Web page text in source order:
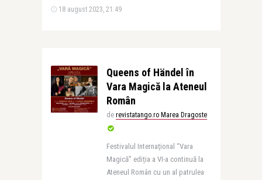
18 august 2023, 21:49
Queens of Händel în
Vara Magică la Ateneul
Român
de revistatango.ro Marea Dragoste
Festivalul Internaţional “Vara
Magică” ediția a VI-a continuă la
Ateneul Român cu un al patrulea